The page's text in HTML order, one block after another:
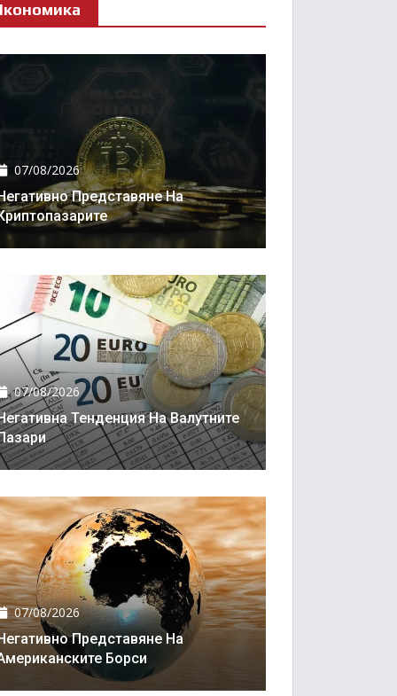
07/08/2026
Представяне На
07/08/2026
Тенденция На Валутните
07/08/2026
Представяне На
Борси